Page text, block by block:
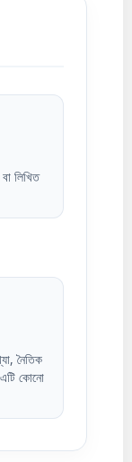
লিখিত
নৈতিক
এটি কোনো